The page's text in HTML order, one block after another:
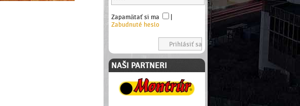
Zapamätať si ma
Zabudnuté heslo
NAŠI PARTNERI